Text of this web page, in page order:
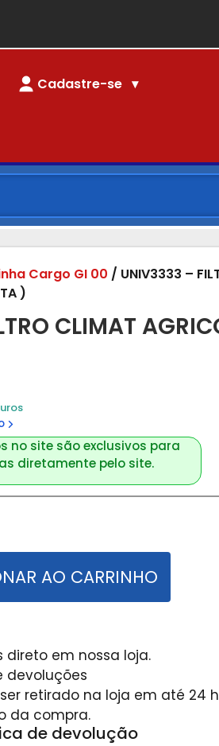
Cadastre-se
CLIMAT
Cargo GI 00 / UNIV3333 –
)
no site são exclusivos para
diretamente pelo site.
AO CARRINHO
em nossa loja.
devoluções
retirado na loja em até 24
da compra.
de devolução